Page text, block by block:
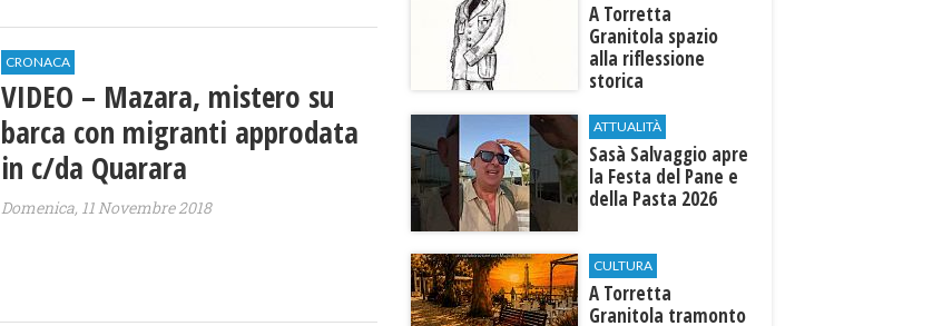
CRONACA
VIDEO – Mazara, mistero su
barca con migranti approdata
in c/da Quarara
Domenica, 11 Novembre 2018
​A Torretta
Granitola spazio
alla riflessione
storica
ATTUALITÀ
Sasà Salvaggio apre
la Festa del Pane e
della Pasta 2026
CULTURA
​A Torretta
Granitola tramonto